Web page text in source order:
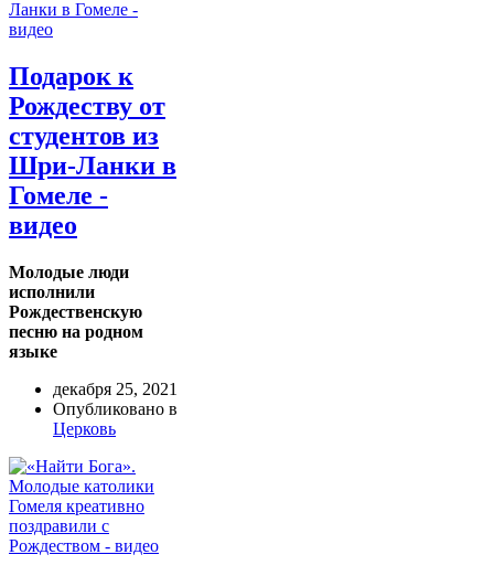
Подарок к
Рождеству от
студентов из
Шри-Ланки в
Гомеле -
видео
Молодые люди
исполнили
Рождественскую
песню на родном
языке
декабря 25, 2021
Опубликовано в
Церковь